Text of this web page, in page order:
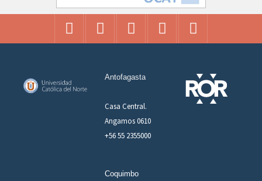
Antofagasta
Coquimbo
Casa Central.
Angamos 0610
+56 55 2355000